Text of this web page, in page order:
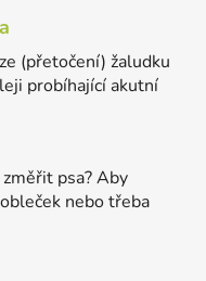
(přetočení) žaludku
probíhající akutní
psa? Aby
nebo třeba